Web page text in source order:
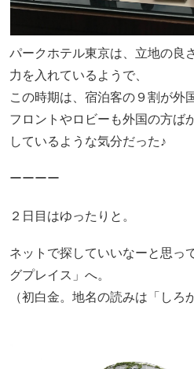
パークホテル東京は、立地の良
力を入れているようで、
この時期は、宿泊客の９割が外
フロントやロビーも外国の方ば
しているような気分だった♪
ーーーー
２日目はゆったりと。
ネットで探していいなーと思っ
グプレイス」へ。
（初白金。地名の読みは「しろ